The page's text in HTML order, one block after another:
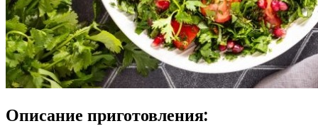
Описание приготовления: